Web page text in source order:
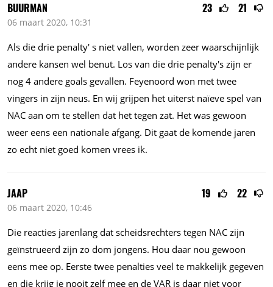
23 21
BUURMAN
06 maart 2020, 10:31
Als die drie penalty' s niet vallen, worden zeer waarschijnlijk
andere kansen wel benut. Los van die drie penalty's zijn er
nog 4 andere goals gevallen. Feyenoord won met twee
vingers in zijn neus. En wij grijpen het uiterst naïeve spel van
NAC aan om te stellen dat het tegen zat. Het was gewoon
weer eens een nationale afgang. Dit gaat de komende jaren
zo echt niet goed komen vrees ik.
19 22
JAAP
06 maart 2020, 10:46
Die reacties jarenlang dat scheidsrechters tegen NAC zijn
geïnstrueerd zijn zo dom jongens. Hou daar nou gewoon
eens mee op. Eerste twee penalties veel te makkelijk gegeven
en die krijg je nooit zelf mee en de VAR is daar niet voor